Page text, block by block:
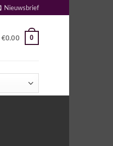
Nieuwsbrief
€0.00 0